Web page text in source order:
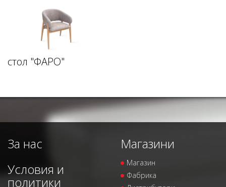
стол "ФАРО"
За нас
Условия и
политики
Магазини
Магазин
Фабрика